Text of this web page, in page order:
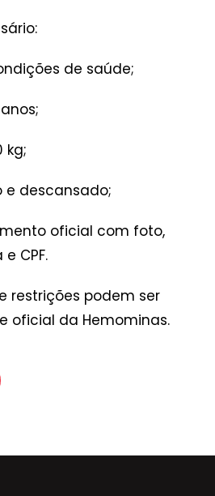
de saúde;
kg;
e descansado;
oficial com foto,
CPF.
restrições podem ser
oficial da Hemominas.